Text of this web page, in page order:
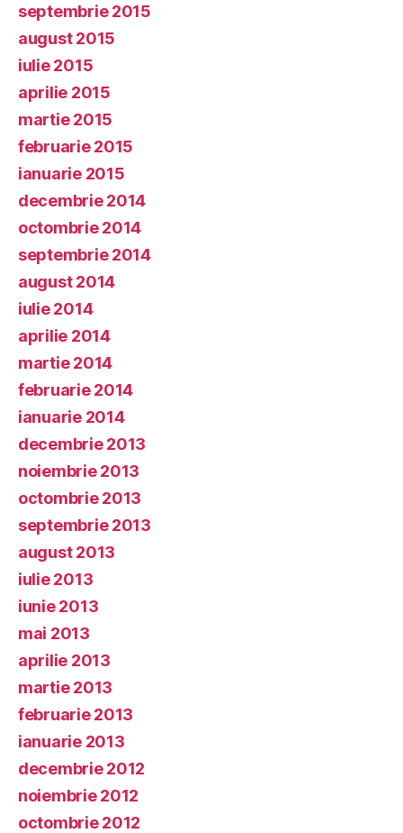
septembrie 2015
august 2015
iulie 2015
aprilie 2015
martie 2015
februarie 2015
ianuarie 2015
decembrie 2014
octombrie 2014
septembrie 2014
august 2014
iulie 2014
aprilie 2014
martie 2014
februarie 2014
ianuarie 2014
decembrie 2013
noiembrie 2013
octombrie 2013
septembrie 2013
august 2013
iulie 2013
iunie 2013
mai 2013
aprilie 2013
martie 2013
februarie 2013
ianuarie 2013
decembrie 2012
noiembrie 2012
octombrie 2012